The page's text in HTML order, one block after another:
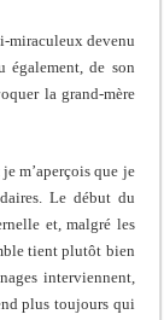
miraculeux devenu
également, de son
la grand-mère
m’aperçois que je
Le début du
et, malgré les
tient plutôt bien
interviennent,
plus toujours qui